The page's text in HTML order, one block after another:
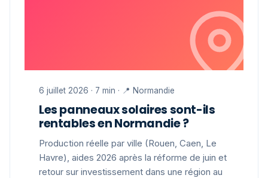
6 juillet 2026 · 7 min · 📍 Normandie
Les panneaux solaires sont-ils
rentables en Normandie ?
Production réelle par ville (Rouen, Caen, Le
Havre), aides 2026 après la réforme de juin et
retour sur investissement dans une région au